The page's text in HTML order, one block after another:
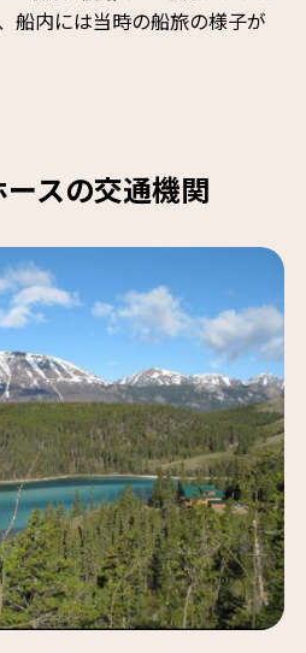
船内には当時の船旅の様子が
スの交通機関